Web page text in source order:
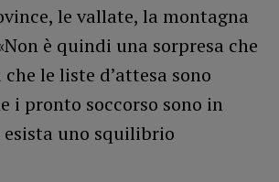
le vallate, la montagna
è quindi una sorpresa che
le liste d’attesa sono
i pronto soccorso sono in
esista uno squilibrio